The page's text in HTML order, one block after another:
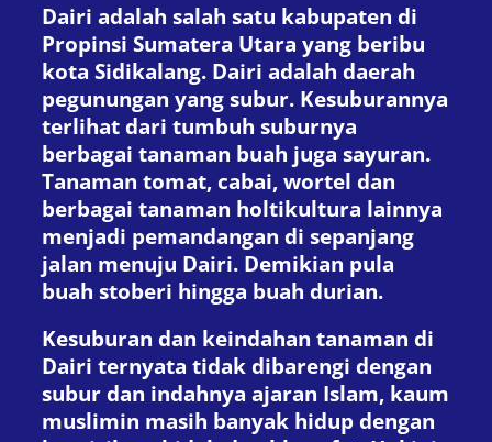
Dairi adalah salah satu kabupaten di
Propinsi Sumatera Utara yang beribu
kota Sidikalang. Dairi adalah daerah
pegunungan yang subur. Kesuburannya
terlihat dari tumbuh suburnya
berbagai tanaman buah juga sayuran.
Tanaman tomat, cabai, wortel dan
berbagai tanaman holtikultura lainnya
menjadi pemandangan di sepanjang
jalan menuju Dairi. Demikian pula
buah stoberi hingga buah durian.
Kesuburan dan keindahan tanaman di
Dairi ternyata tidak dibarengi dengan
subur dan indahnya ajaran Islam, kaum
muslimin masih banyak hidup dengan